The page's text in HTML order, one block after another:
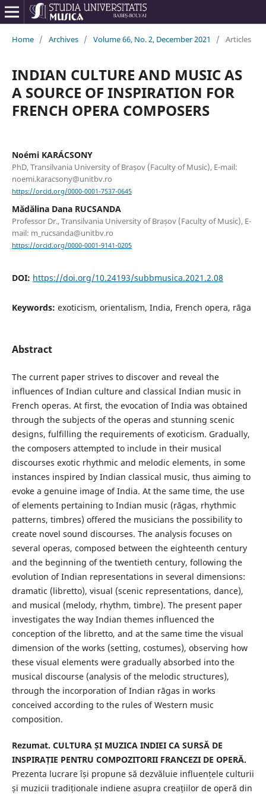
Home / Archives / Volume 66, No. 2, December 2021 / Articles
INDIAN CULTURE AND MUSIC AS
A SOURCE OF INSPIRATION FOR
FRENCH OPERA COMPOSERS
Noémi KARÁCSONY
PhD, Transilvania University of Brașov (Faculty of Music), E-mail:
noemi.karacsony@unitbv.ro
https://orcid.org/0000-0001-7537-0645
Mădălina Dana RUCSANDA
Professor Dr., Transilvania University of Brașov (Faculty of Music), E-
mail: m_rucsanda@unitbv.ro
https://orcid.org/0000-0001-9141-0205
DOI: https://doi.org/10.24193/subbmusica.2021.2.08
Keywords: exoticism, orientalism, India, French opera, rāga
Abstract
The current paper strives to discover and reveal the
influences of Indian culture and classical Indian music in
French operas. At first, the evocation of India was obtained
through the subjects of the operas and stunning scenic
designs, fulfilling the requirements of exoticism. Gradually,
the composers attempted to include in their musical
discourses exotic rhythmic and melodic elements, in some
instances inspired by Indian classical music, thus aiming to
evoke a genuine image of India. At the same time, the use
of elements pertaining to Indian music (rāgas, rhythmic
patterns, timbres) offered the musicians the possibility to
create novel sound discourses. The analysis focuses on
several operas, composed between the eighteenth century
and the beginning of the twentieth century, following the
evolution of Indian representations in several dimensions:
dramatic (libretto), visual (scenic representations, dance),
and musical (melody, rhythm, timbre). The present paper
investigates the way Indian themes influenced the
conception of the libretto, and at the same time the visual
dimension of the works (setting, costumes), observing how
these visual elements were gradually absorbed into the
musical discourse (analysis of the melodic structures),
through the incorporation of Indian rāgas in works
conceived according to the rules of Western music
composition.
Rezumat. CULTURA ȘI MUZICA INDIEI CA SURSĂ DE
INSPIRAȚIE PENTRU COMPOZITORII FRANCEZI DE OPERĂ.
Prezenta lucrare își propune să dezvăluie influențele culturii
și muzicii tradiționale indiene asupra creațiilor de operă din